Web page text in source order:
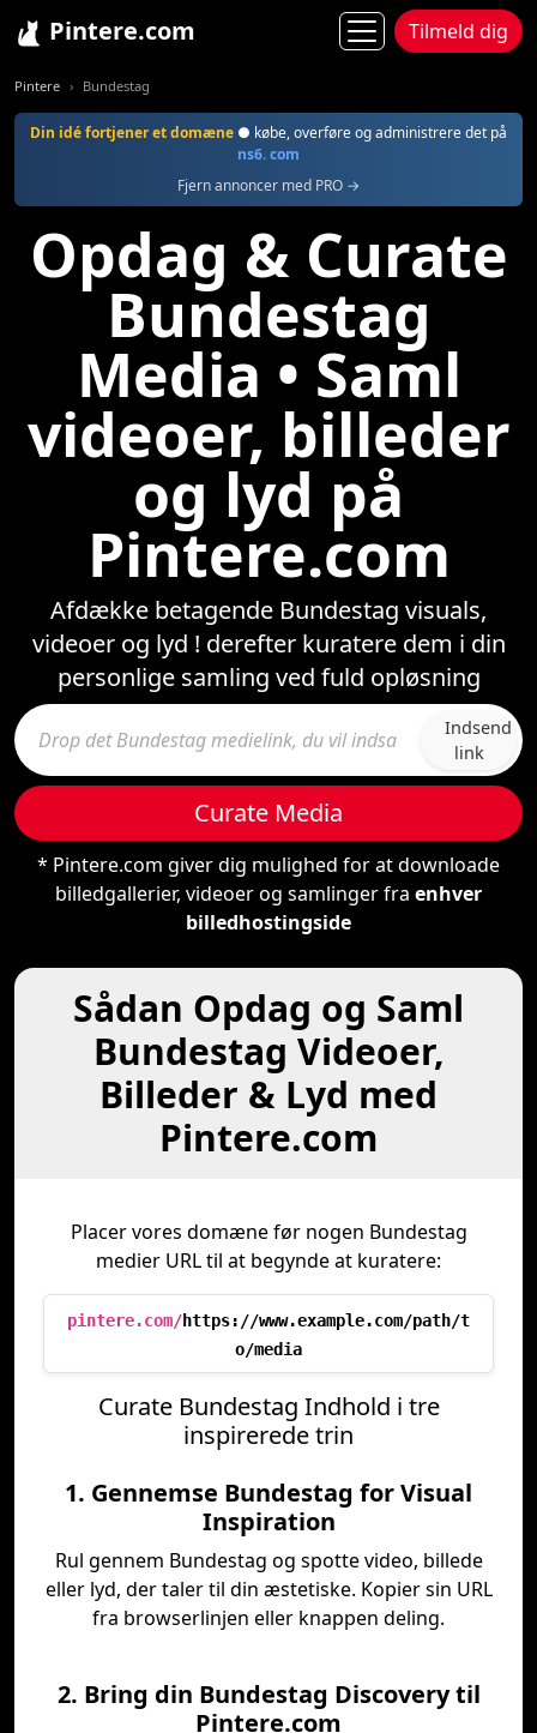
Pintere.com Tilmeld dig
Pintere Bundestag
Din idé fortjener et domæne ● købe, overføre og administrere det på
ns6. com
Fjern annoncer med PRO →
Opdag & Curate
Bundestag
Media • Saml
videoer, billeder
og lyd på
Pintere.com
Afdække betagende Bundestag visuals,
videoer og lyd ! derefter kuratere dem i din
personlige samling ved fuld opløsning
Indsend
link
Curate Media
* Pintere.com giver dig mulighed for at downloade
billedgallerier, videoer og samlinger fra enhver
billedhostingside
Sådan Opdag og Saml
Bundestag Videoer,
Billeder & Lyd med
Pintere.com
Placer vores domæne før nogen Bundestag
medier URL til at begynde at kuratere:
pintere.com/https://www.example.com/path/t
o/media
Curate Bundestag Indhold i tre
inspirerede trin
1. Gennemse Bundestag for Visual
Inspiration
Rul gennem Bundestag og spotte video, billede
eller lyd, der taler til din æstetiske. Kopier sin URL
fra browserlinjen eller knappen deling.
2. Bring din Bundestag Discovery til
Pintere.com